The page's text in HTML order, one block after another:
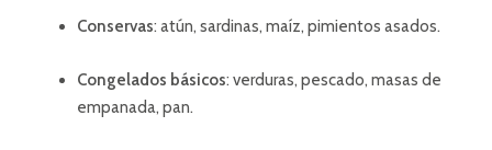
Conservas: atún, sardinas, maíz, pimientos asados.
Congelados básicos: verduras, pescado, masas de
empanada, pan.